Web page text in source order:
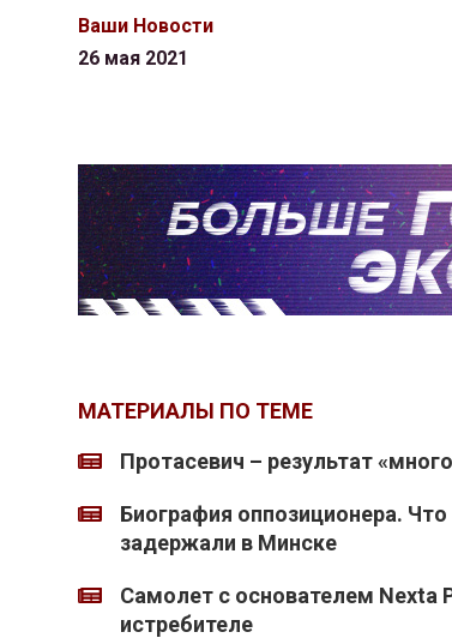
Ваши Новости
26 мая 2021
МАТЕРИАЛЫ ПО ТЕМЕ
Протасевич – результат
Биография оппозиционера.
задержали в Минске
Самолет с основателем Nexta
истребителе